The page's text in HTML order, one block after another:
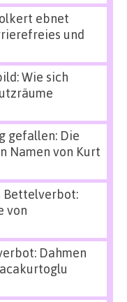
ebnet
und
Wie sich
gefallen: Die
Namen von Kurt
Bettelverbot:
von
Dahmen